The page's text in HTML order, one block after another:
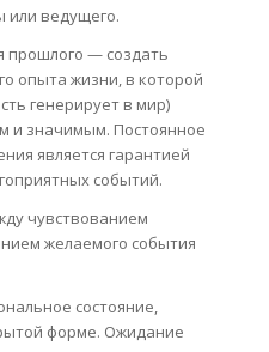
или ведущего.
прошлого — создать
опыта жизни, в которой
генерирует в мир)
и значимым. Постоянное
является гарантией
событий.
чувствованием
желаемого события
состояние,
форме. Ожидание